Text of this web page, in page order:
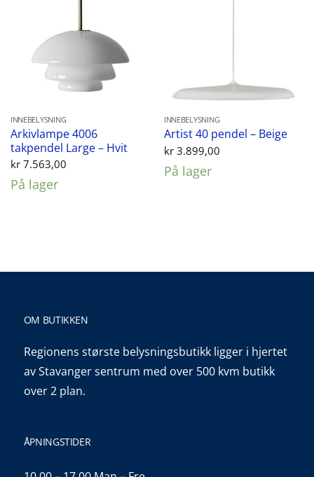
INNEBELYSNING
Arkivlampe 4006
takpendel Large – Hvit
kr7.563,00
På lager
INNEBELYSNING
Artist 40 pendel – Beige
kr3.899,00
På lager
OM BUTIKKEN
Regionens største belysningsbutikk ligger i hjertet
av Stavanger sentrum med over 500 kvm butikk
over 2 plan.
ÅPNINGSTIDER